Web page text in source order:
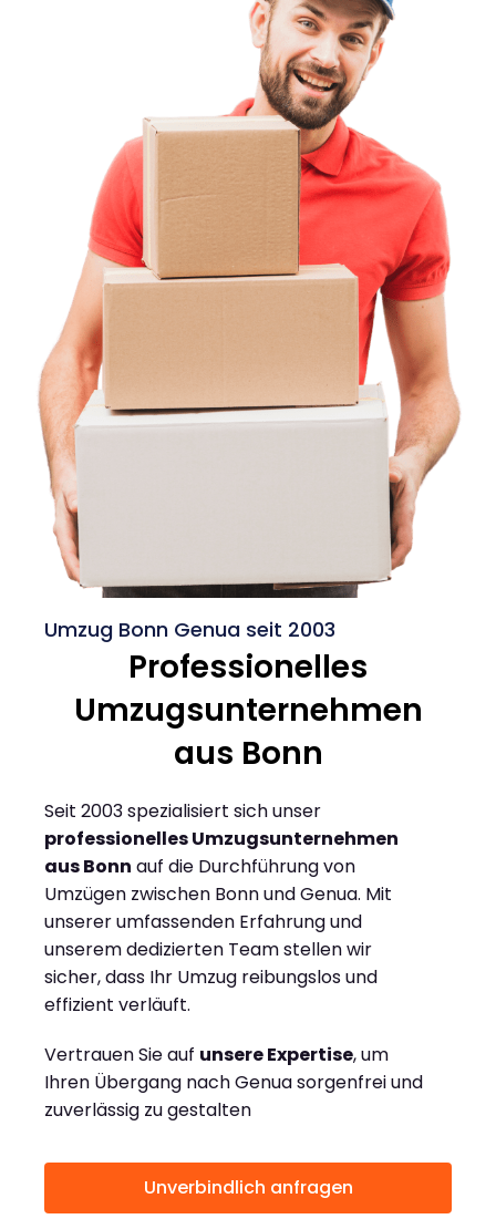
Umzug Bonn Genua seit 2003
Professionelles
Umzugsunternehmen
aus Bonn
Seit 2003 spezialisiert sich unser
professionelles Umzugsunternehmen
aus Bonn auf die Durchführung von
Umzügen zwischen Bonn und Genua. Mit
unserer umfassenden Erfahrung und
unserem dedizierten Team stellen wir
sicher, dass Ihr Umzug reibungslos und
effizient verläuft.
Vertrauen Sie auf unsere Expertise, um
Ihren Übergang nach Genua sorgenfrei und
zuverlässig zu gestalten
Unverbindlich anfragen